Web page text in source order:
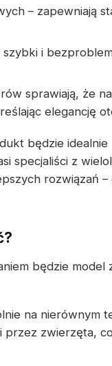
– zapewniają
szybki i
sprawiają, że
elegancję
będzie idealnie
specjaliści z
rozwiązań –
będzie model
na nierównym
przez zwierzęta,